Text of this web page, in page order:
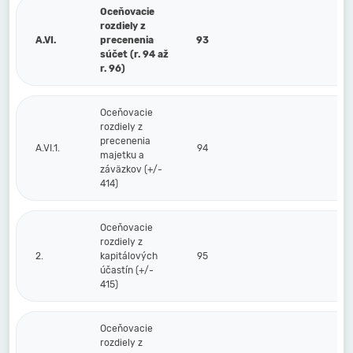
A.VI.
Oceňovacie
rozdiely z
precenenia
súčet (r. 94 až
r. 96)
93
A.VI.1.
Oceňovacie
rozdiely z
precenenia
majetku a
záväzkov (+/-
414)
94
2.
Oceňovacie
rozdiely z
kapitálových
účastín (+/-
415)
95
Oceňovacie
rozdiely z